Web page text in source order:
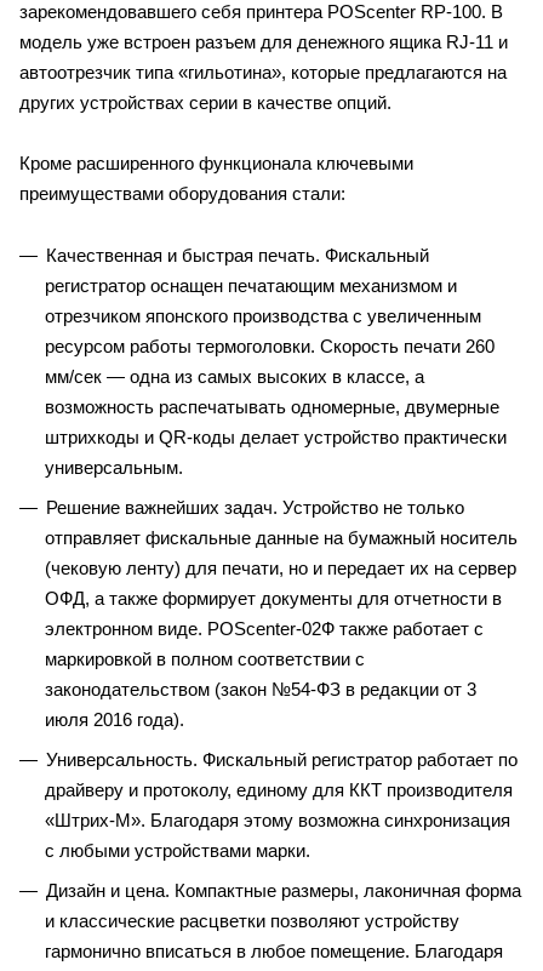
зарекомендовавшего себя принтера POScenter RP-100. В
модель уже встроен разъем для денежного ящика RJ-11 и
автоотрезчик типа «гильотина», которые предлагаются на
других устройствах серии в качестве опций.
Кроме расширенного функционала ключевыми
преимуществами оборудования стали:
Качественная и быстрая печать. Фискальный
регистратор оснащен печатающим механизмом и
отрезчиком японского производства с увеличенным
ресурсом работы термоголовки. Скорость печати 260
мм/сек — одна из самых высоких в классе, а
возможность распечатывать одномерные, двумерные
штрихкоды и QR-коды делает устройство практически
универсальным.
Решение важнейших задач. Устройство не только
отправляет фискальные данные на бумажный носитель
(чековую ленту) для печати, но и передает их на сервер
ОФД, а также формирует документы для отчетности в
электронном виде. POScenter-02Ф также работает с
маркировкой в полном соответствии с
законодательством (закон №54-ФЗ в редакции от 3
июля 2016 года).
Универсальность. Фискальный регистратор работает по
драйверу и протоколу, единому для ККТ производителя
«Штрих-М». Благодаря этому возможна синхронизация
с любыми устройствами марки.
Дизайн и цена. Компактные размеры, лаконичная форма
и классические расцветки позволяют устройству
гармонично вписаться в любое помещение. Благодаря